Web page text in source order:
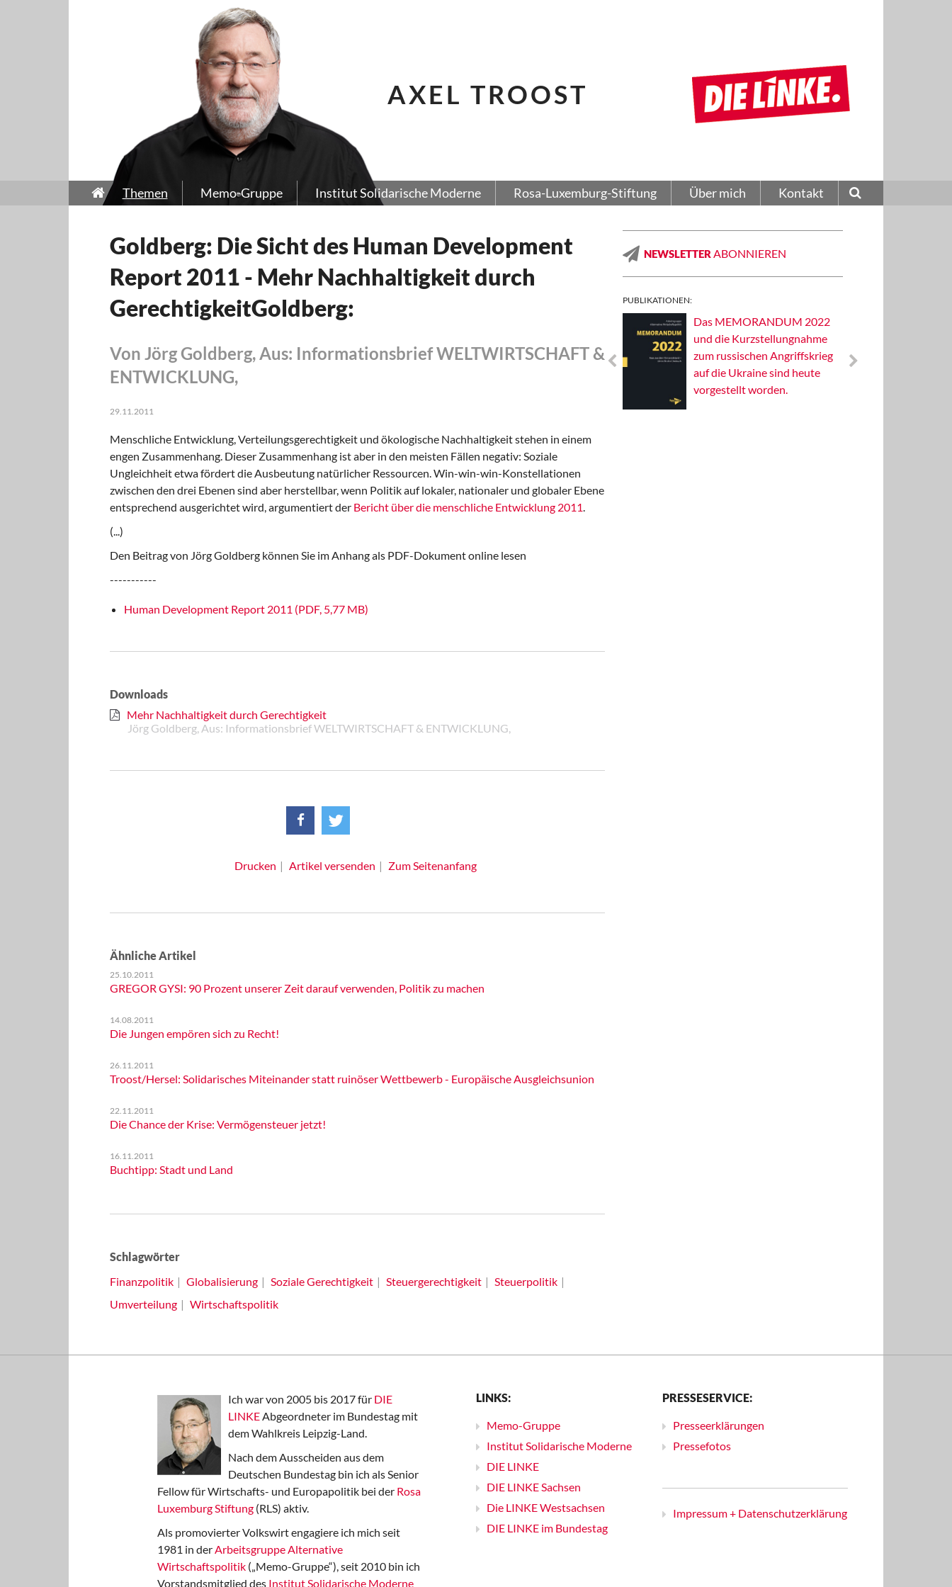
AXEL TROOST
Themen Memo-Gruppe Institut Solidarische Moderne Rosa-Luxemburg-Stiftung Über mich Kontakt
Goldberg: Die Sicht des Human Development
Report 2011 - Mehr Nachhaltigkeit durch
GerechtigkeitGoldberg:
Von Jörg Goldberg, Aus: Informationsbrief WELTWIRTSCHAFT &
ENTWICKLUNG,
29.11.2011
Menschliche Entwicklung, Verteilungsgerechtigkeit und ökologische Nachhaltigkeit stehen in einem
engen Zusammenhang. Dieser Zusammenhang ist aber in den meisten Fällen negativ: Soziale
Ungleichheit etwa fördert die Ausbeutung natürlicher Ressourcen. Win-win-win-Konstellationen
zwischen den drei Ebenen sind aber herstellbar, wenn Politik auf lokaler, nationaler und globaler Ebene
entsprechend ausgerichtet wird, argumentiert der Bericht über die menschliche Entwicklung 2011.
(...)
Den Beitrag von Jörg Goldberg können Sie im Anhang als PDF-Dokument online lesen
-----------
Human Development Report 2011 (PDF, 5,77 MB)
Downloads
Mehr Nachhaltigkeit durch Gerechtigkeit
Jörg Goldberg, Aus: Informationsbrief WELTWIRTSCHAFT & ENTWICKLUNG,
Drucken Artikel versenden Zum Seitenanfang
Ähnliche Artikel
25.10.2011
GREGOR GYSI: 90 Prozent unserer Zeit darauf verwenden, Politik zu machen
14.08.2011
Die Jungen empören sich zu Recht!
26.11.2011
Troost/Hersel: Solidarisches Miteinander statt ruinöser Wettbewerb - Europäische Ausgleichsunion
22.11.2011
Die Chance der Krise: Vermögensteuer jetzt!
16.11.2011
Buchtipp: Stadt und Land
Schlagwörter
Finanzpolitik
Globalisierung Soziale Gerechtigkeit Steuergerechtigkeit
Steuerpolitik
Umverteilung
Wirtschaftspolitik
NEWSLETTER ABONNIEREN
PUBLIKATIONEN:
Das MEMORANDUM 2022
und die Kurzstellungnahme
zum russischen Angriffskrieg
auf die Ukraine sind heute
vorgestellt worden.
Ich war von 2005 bis 2017 für DIE
LINKEAbgeordneter im Bundestag mit
dem Wahlkreis Leipzig-Land.
Nach dem Ausscheiden aus dem
Deutschen Bundestag bin ich als Senior
Fellow für Wirtschafts- und Europapolitik bei der Rosa
Luxemburg Stiftung (RLS) aktiv.
Als promovierter Volkswirt engagiere ich mich seit
1981 in derArbeitsgruppe Alternative
Wirtschaftspolitik („Memo-Gruppe“), seit 2010 bin ich
Vorstandsmitglied des Institut Solidarische Moderne
LINKS:
Memo-Gruppe
Institut Solidarische Moderne
DIE LINKE
DIE LINKE Sachsen
Die LINKE Westsachsen
DIE LINKE im Bundestag
PRESSESERVICE:
Presseerklärungen
Pressefotos
Impressum + Datenschutzerklärung